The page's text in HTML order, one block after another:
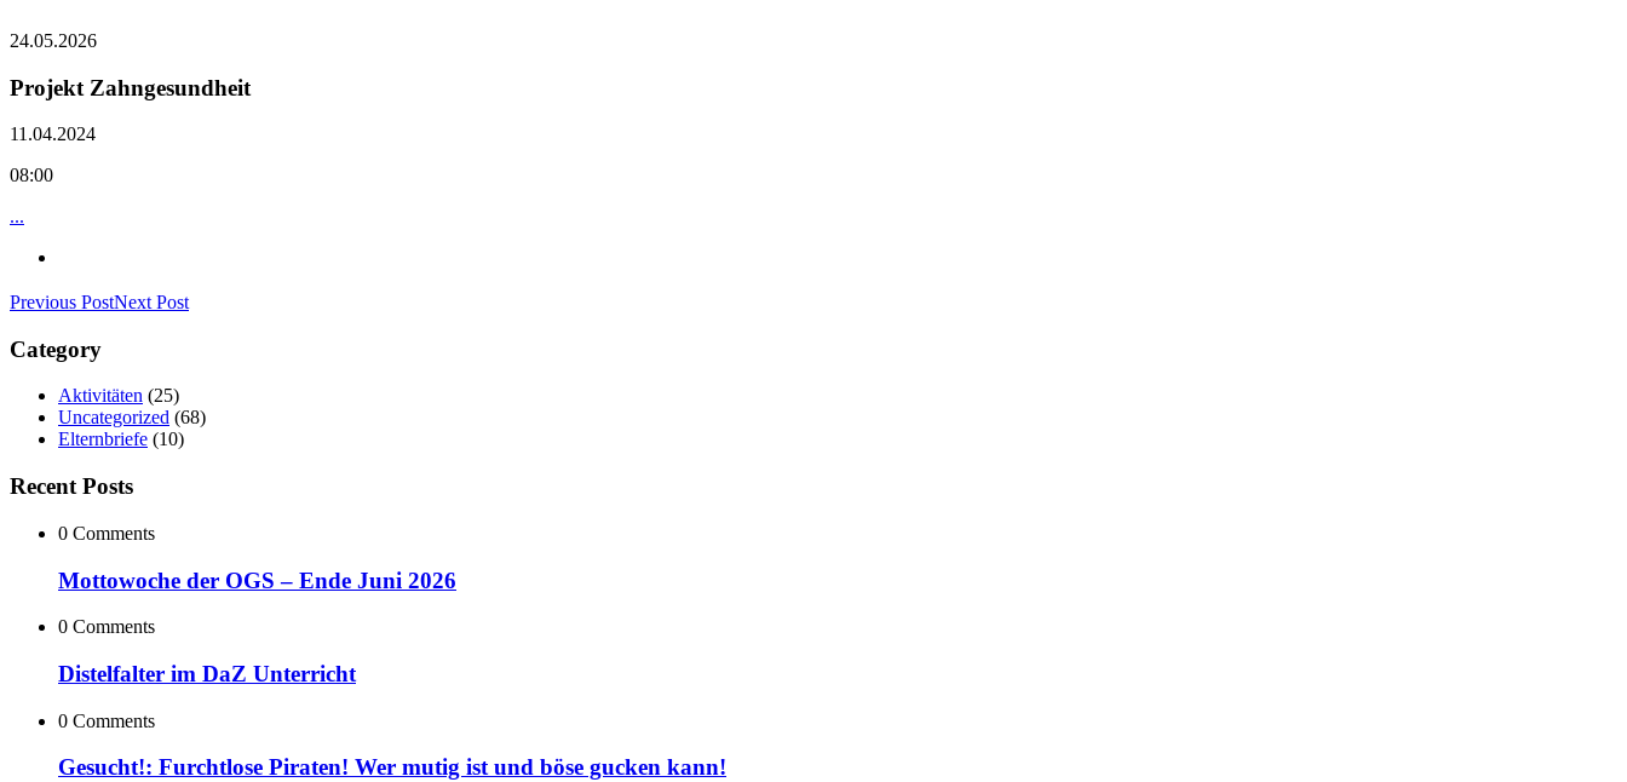
24.05.2026
Projekt Zahngesundheit
11.04.2024
08:00
...
Previous PostNext Post
Category
Aktivitäten (25)
Uncategorized (68)
Elternbriefe (10)
Recent Posts
0 Comments
Mottowoche der OGS – Ende Juni 2026
0 Comments
Distelfalter im DaZ Unterricht
0 Comments
Gesucht!: Furchtlose Piraten! Wer mutig ist und böse gucken kann!